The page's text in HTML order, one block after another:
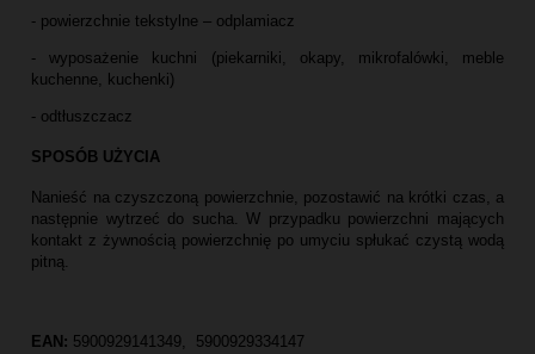
- powierzchnie tekstylne – odplamiacz
- wyposażenie kuchni (piekarniki, okapy, mikrofalówki, meble
kuchenne, kuchenki)
- odtłuszczacz
SPOSÓB UŻYCIA
Nanieść na czyszczoną powierzchnie, pozostawić na krótki czas, a
następnie wytrzeć do sucha. W przypadku powierzchni mających
kontakt z żywnością powierzchnię po umyciu spłukać czystą wodą
pitną.
EAN: 5900929141349, 5900929334147